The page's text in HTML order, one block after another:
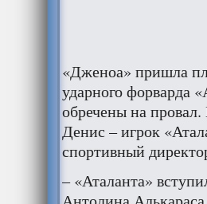
«Дженоа» пришла
ударного форварда
обречены на
Денис – игрок
спортивный
– «Аталанта»